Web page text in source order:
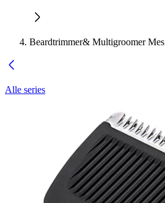
Beardtrimmer& Multigroomer Mes
Alle series